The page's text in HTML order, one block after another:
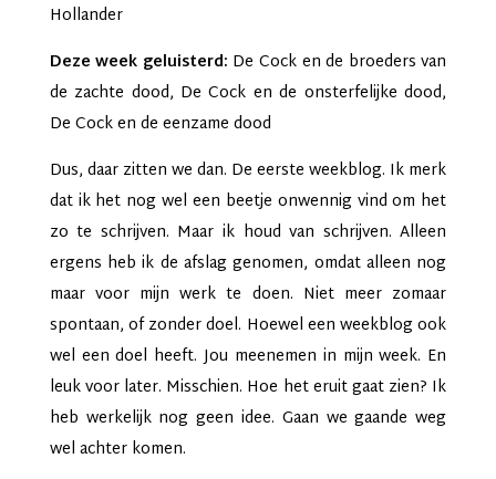
Hollander
Deze week geluisterd: De Cock en de broeders van
de zachte dood, De Cock en de onsterfelijke dood,
De Cock en de eenzame dood
Dus, daar zitten we dan. De eerste weekblog. Ik merk
dat ik het nog wel een beetje onwennig vind om het
zo te schrijven. Maar ik houd van schrijven. Alleen
ergens heb ik de afslag genomen, omdat alleen nog
maar voor mijn werk te doen. Niet meer zomaar
spontaan, of zonder doel. Hoewel een weekblog ook
wel een doel heeft. Jou meenemen in mijn week. En
leuk voor later. Misschien. Hoe het eruit gaat zien? Ik
heb werkelijk nog geen idee. Gaan we gaande weg
wel achter komen.